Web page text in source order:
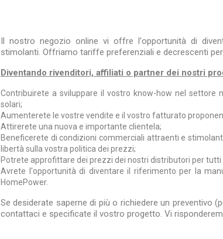
Il nostro negozio online vi offre l'opportunità di
stimolanti. Offriamo tariffe preferenziali e decrescenti
Diventando rivenditori, affiliati o partner dei nostri
Contribuirete a sviluppare il vostro know-how nel
solari;
Aumenterete le vostre vendite e il vostro fatturato
Attirerete una nuova e importante clientela;
Beneficerete di condizioni commerciali attraenti e
libertà sulla vostra politica dei prezzi;
Potrete approfittare dei prezzi dei nostri distributori per tutti
Avrete l'opportunità di diventare il riferimento per la
HomePower.
Se desiderate saperne di più o richiedere un preventivo
contattaci e specificate il vostro progetto. Vi